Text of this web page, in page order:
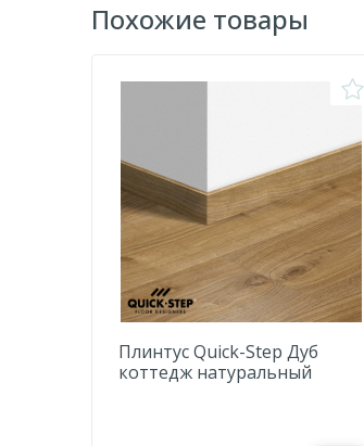
Похожие товары
Плинтус Quick-Step Дуб
коттедж натуральный